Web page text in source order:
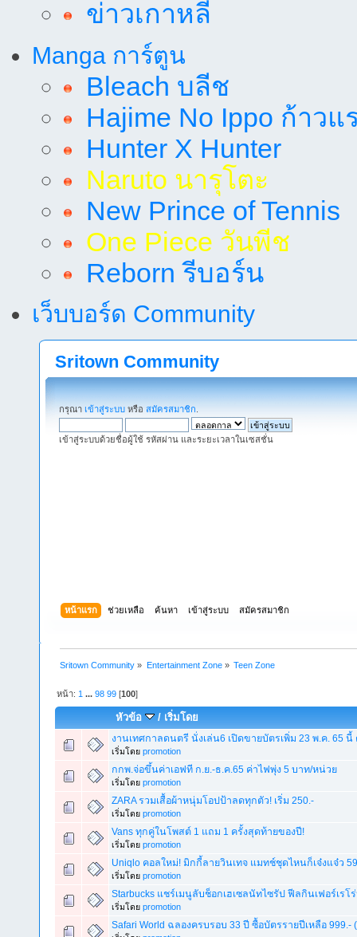
ข่าวเกาหลี
Manga การ์ตูน
Bleach บลีช
Hajime No Ippo ก้าวแ
Hunter X Hunter
Naruto นารุโตะ
New Prince of Tennis
One Piece วันพีช
Reborn รีบอร์น
เว็บบอร์ด Community
Sritown Community
กรุณา เข้าสู่ระบบ หรือ สมัครสมาชิก
เข้าสู่ระบบด้วยชื่อผู้ใช้ รหัสผ่าน และระยะเวลาในเซสชั่น
หน้าแรก ช่วยเหลือ ค้นหา เข้าสู่ระบบ สมัครสมาชิก
Sritown Community » Entertainment Zone» Teen Zone
หน้า: 1 ...98 99 [100]
หัวข้อ / เริ่มโดย
งานเทศกาลดนตรี นั่งเล่น6 เปิดขายบัตรเพิ่ม 23 พ.ค. 65 นี้
เริ่มโดย promotion
กกพ.จ่อขึ้นค่าเอฟที ก.ย.-ธ.ค.65 ค่าไฟพุ่ง 5 บาท/หน่วย
เริ่มโดย promotion
ZARA รวมเสื้อผ้าหนุ่มโอปป้าลดทุกตัว! เริ่ม 250.-
เริ่มโดย promotion
Vans ทุกคู่ในโพสต์ 1 แถม 1 ครั้งสุดท้ายของปี!
เริ่มโดย promotion
Uniqlo คอลใหม่! มิกกี้ลายวินเทจ แมทช์ชุดไหนก็เจ๋งแจ๋ว
เริ่มโดย promotion
Starbucks แชร์เมนูลับช็อกเฮเซลนัทไซรัป ฟีลกินเฟอร์เร
เริ่มโดย promotion
Safari World ฉลองครบรอบ 33 ปี ซื้อบัตรรายปีเหลือ 999.-